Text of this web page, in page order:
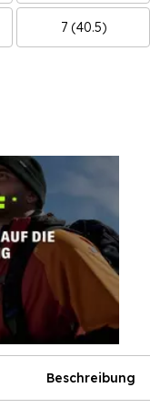
7 (40.5)
Beschreibung